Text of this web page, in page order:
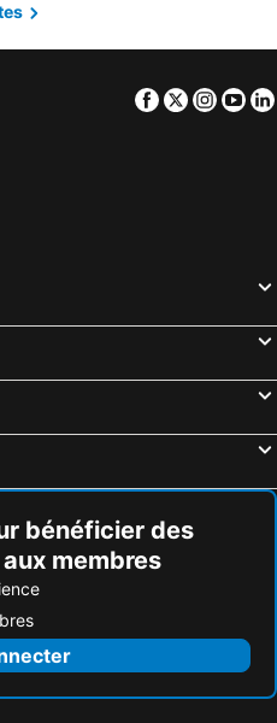
Facebook
Twitter
bénéficier des
membres